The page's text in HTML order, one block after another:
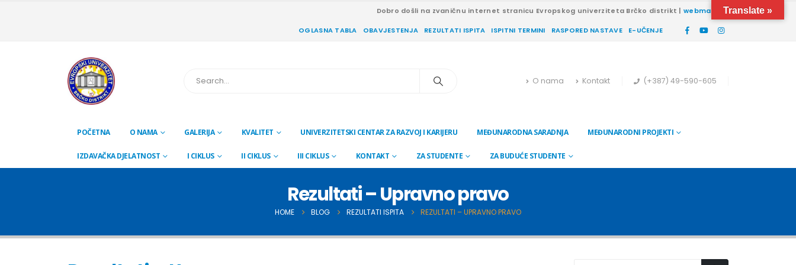
Dobro došli na zvaničnu internet stranicu Evropskog univerziteta Brčko distrikt |webmail
OGLASNA TABLA OBAVJESTENJA REZULTATI ISPITA ISPITNI TERMINI RASPORED NASTAVE E-UČENJE
O nama Kontakt (+387) 49-590-605
POČETNA O NAMA GALERIJA KVALITET UNIVERZITETSKI CENTAR ZA RAZVOJ I KARIJERU MEĐUNARODNA SARADNJA MEĐUNARODNI PROJEKTI
IZDAVAČKA DJELATNOST I CIKLUS II CIKLUS III CIKLUS KONTAKT ZA STUDENTE ZA BUDUĆE STUDENTE
Rezultati – Upravno pravo
HOME BLOG REZULTATI ISPITA REZULTATI – UPRAVNO PRAVO
Translate »